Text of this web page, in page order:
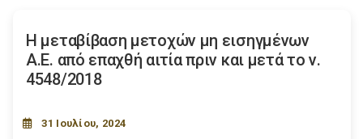
Η μεταβίβαση μετοχών μη εισηγμένων
Α.Ε. από επαχθή αιτία πριν και μετά το ν.
4548/2018
31 Ιουλίου, 2024